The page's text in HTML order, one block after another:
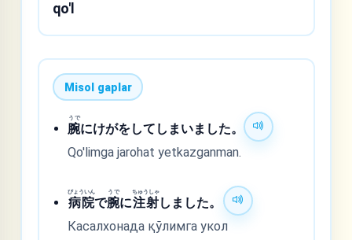
qo'l
Misol gaplar
腕
うで
にけがをしてしまいました。
Qo'limga jarohat yetkazganman.
病院
びょういん
で腕
うで
に注射
ちゅうしゃ
しました。
Касалхонада қўлимга укол